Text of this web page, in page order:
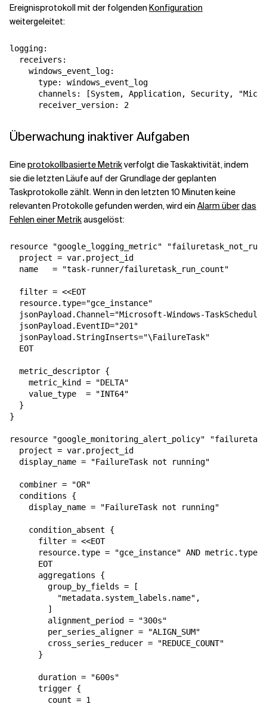
Ereignisprotokoll mit der folgenden Konfiguration
weitergeleitet:
logging:
  receivers:
    windows_event_log:
      type: windows_event_log
channels: [System, Application, Security,
Überwachung inaktiver Aufgaben
Eineprotokollbasierte Metrikverfolgt die Taskaktivität, indem
sie die letzten Läufe auf der Grundlage der geplanten
Taskprotokolle zählt. Wenn in den letzten 10 Minuten keine
relevanten Protokolle gefunden werden, wird ein Alarm überdas
Fehlen einer Metrikausgelöst:
resource "google_logging_metric"
  project = var.project_id
  name   = "task-runner/failuretask_run_count"
  filter = <<EOT
  resource.type="gce_instance"
jsonPayload.Channel="Microsoft-Windows-
  jsonPayload.EventID="201"
  jsonPayload.StringInserts="\FailureTask"
  EOT
  metric_descriptor {
    metric_kind = "DELTA"
    value_type  = "INT64"
  }
}
resource "google_monitoring_alert_policy"
  project = var.project_id
  display_name = "FailureTask not running"
  combiner = "OR"
  conditions {
    display_name = "FailureTask not running"
    condition_absent {
      filter = <<EOT
resource.type = "gce_instance" AND metric.type
      EOT
      aggregations {
        group_by_fields = [
          "metadata.system_labels.name",
        ]
        alignment_period = "300s"
        per_series_aligner = "ALIGN_SUM"
        cross_series_reducer = "REDUCE_COUNT"
      }
      duration = "600s"
      trigger {
        count = 1